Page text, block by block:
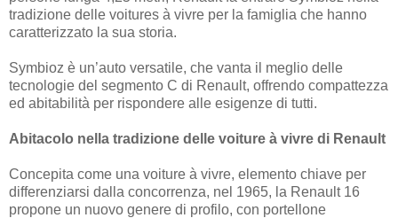
tradizione delle voitures à vivre per la famiglia che hanno
caratterizzato la sua storia.
Symbioz è un’auto versatile, che vanta il meglio delle
tecnologie del segmento C di Renault, offrendo compattezza
ed abitabilità per rispondere alle esigenze di tutti.
Abitacolo nella tradizione delle voiture à vivre di Renault
Concepita come una voiture à vivre, elemento chiave per
differenziarsi dalla concorrenza, nel 1965, la Renault 16
propone un nuovo genere di profilo, con portellone